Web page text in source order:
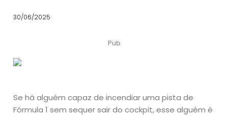
30/06/2025
Pub
Se há alguém capaz de incendiar uma pista de
Fórmula 1 sem sequer sair do cockpit, esse alguém é